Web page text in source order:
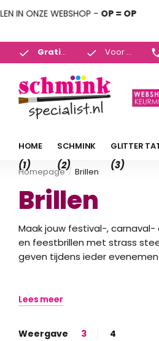
WEBSHOP -OP = OP
Gratis verzenden NL v.a.
Voor 23:00
882
HOME
(1)
SCHMINK
(2)
GLITTER
(3)
Homepage Brillen
Brillen
Maak jouw festival-,
en feestbrillen met strass
geven tijdens ieder
Lees meer
Weergave 3
4